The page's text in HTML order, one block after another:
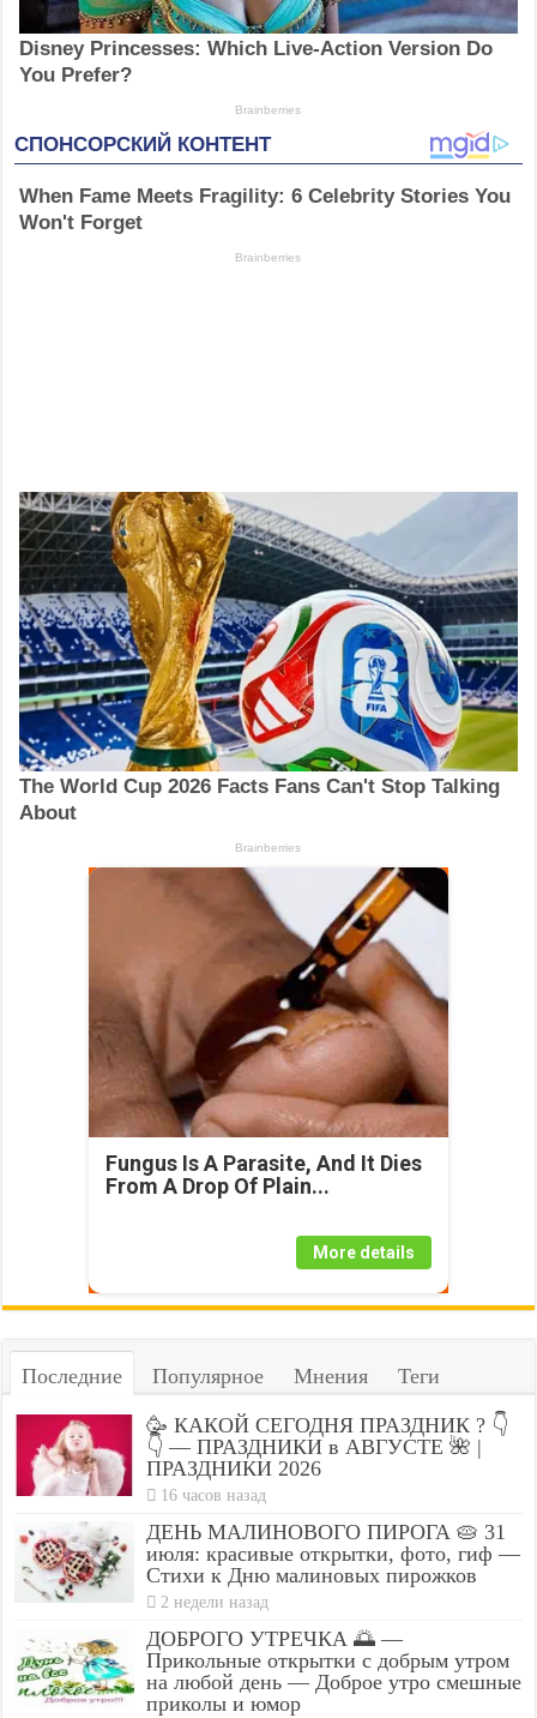
Fungus Is A Parasite, And It Dies
From A Drop Of Plain...
More details
Последние Популярное Мнения Теги
🥳 КАКОЙ СЕГОДНЯ ПРАЗДНИК ? 👇
👇 — ПРАЗДНИКИ в АВГУСТЕ 🌺 |
ПРАЗДНИКИ 2026
16 часов назад
ДЕНЬ МАЛИНОВОГО ПИРОГА 🥧 31
июля: красивые открытки, фото, гиф —
Стихи к Дню малиновых пирожков
2 недели назад
ДОБРОГО УТРЕЧКА 🌅 —
Прикольные открытки с добрым утром
на любой день — Доброе утро смешные
приколы и юмор